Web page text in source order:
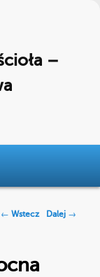
–
Nawigacja po
← Wstecz Dalej →